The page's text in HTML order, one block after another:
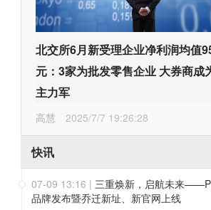
北交所6月新受理企业净利润均值
元：3家为批发零售企业 大券商成
主力军
高慧 2025/7/7 19:26:28
快讯
07-09 13:16 | 三重焕新，启航未来
品牌发布暨乔迁新址、新官网上线